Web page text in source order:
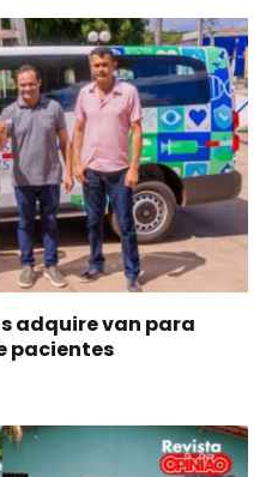
adquire van para
pacientes